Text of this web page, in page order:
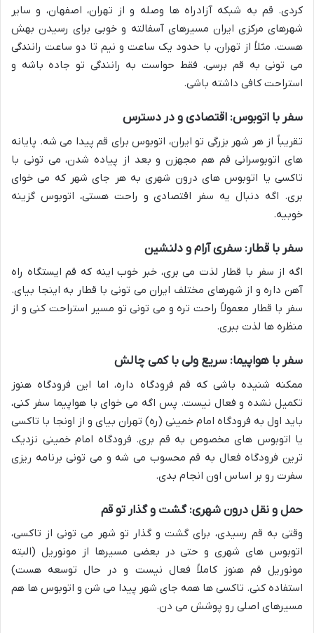
کردی. قم به شبکه آزادراه ها وصله و از تهران، اصفهان، و سایر
شهرهای مرکزی ایران مسیرهای آسفالته و خوبی برای رسیدن بهش
هست. مثلاً از تهران، با حدود یک ساعت و نیم تا دو ساعت رانندگی
می تونی به قم برسی. فقط حواست به رانندگی تو جاده باشه و
استراحت کافی داشته باشی.
سفر با اتوبوس: اقتصادی و در دسترس
تقریباً از هر شهر بزرگی تو ایران، اتوبوس برای قم پیدا می شه. پایانه
های اتوبوسرانی قم هم مجهزن و بعد از پیاده شدن، می تونی با
تاکسی یا اتوبوس های درون شهری به هر جای شهر که می خوای
بری. اگه دنبال یه سفر اقتصادی و راحت هستی، اتوبوس گزینه
خوبیه.
سفر با قطار: سفری آرام و دلنشین
اگه از سفر با قطار لذت می بری، خبر خوب اینه که قم ایستگاه راه
آهن داره و از شهرهای مختلف ایران می تونی با قطار به اینجا بیای.
سفر با قطار معمولاً راحت تره و می تونی تو مسیر استراحت کنی و از
منظره ها لذت ببری.
سفر با هواپیما: سریع ولی با کمی چالش
ممکنه شنیده باشی که قم فرودگاه داره، اما این فرودگاه هنوز
تکمیل نشده و فعال نیست. پس اگه می خوای با هواپیما سفر کنی،
باید اول به فرودگاه امام خمینی (ره) تهران بیای و از اونجا با تاکسی
یا اتوبوس های مخصوص به قم بری. فرودگاه امام خمینی نزدیک
ترین فرودگاه فعال به قم محسوب می شه و می تونی برنامه ریزی
سفرت رو بر اساس اون انجام بدی.
حمل و نقل درون شهری: گشت و گذار تو قم
وقتی به قم رسیدی، برای گشت و گذار تو شهر می تونی از تاکسی،
اتوبوس های شهری و حتی در بعضی مسیرها از مونوریل (البته
مونوریل قم هنوز کاملاً فعال نیست و در حال توسعه هست)
استفاده کنی. تاکسی ها همه جای شهر پیدا می شن و اتوبوس ها هم
مسیرهای اصلی رو پوشش می دن.